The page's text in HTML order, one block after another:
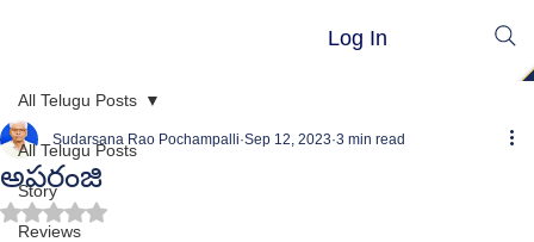
Log In
All Telugu Posts
Story
Reviews
All Telugu Posts
అపరంజి
Sudarsana Rao Pochampalli Sep 12, 2023 3 min read
Rated NaN out of 5 stars.